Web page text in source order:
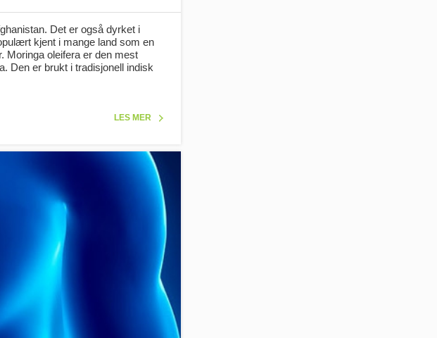
Det er også dyrket i
kjent i mange land som en
Moringa oleifera er den mest
Den er brukt i tradisjonell indisk
LES MER